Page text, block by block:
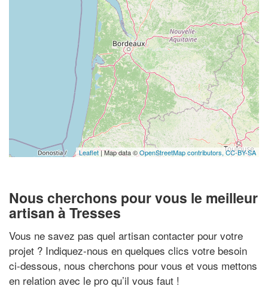
Leaflet| Map data ©OpenStreetMap contributors, CC-BY-SA
Nous cherchons pour vous le meilleur
artisan à Tresses
Vous ne savez pas quel artisan contacter pour votre
projet ? Indiquez-nous en quelques clics votre besoin
ci-dessous, nous cherchons pour vous et vous mettons
en relation avec le pro qu’il vous faut !